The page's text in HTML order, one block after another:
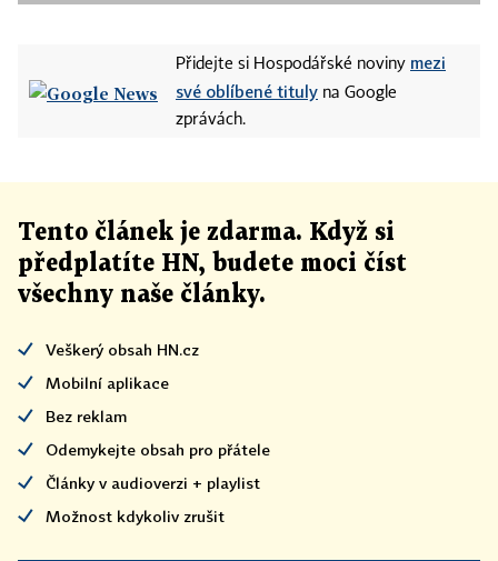
Přidejte si Hospodářské noviny mezi
své oblíbené tituly na Google
zprávách.
Tento článek je zdarma. Když si
předplatíte HN, budete moci číst
všechny naše články.
Veškerý obsah HN.cz
Mobilní aplikace
Bez reklam
Odemykejte obsah pro přátele
Články v audioverzi + playlist
Možnost kdykoliv zrušit